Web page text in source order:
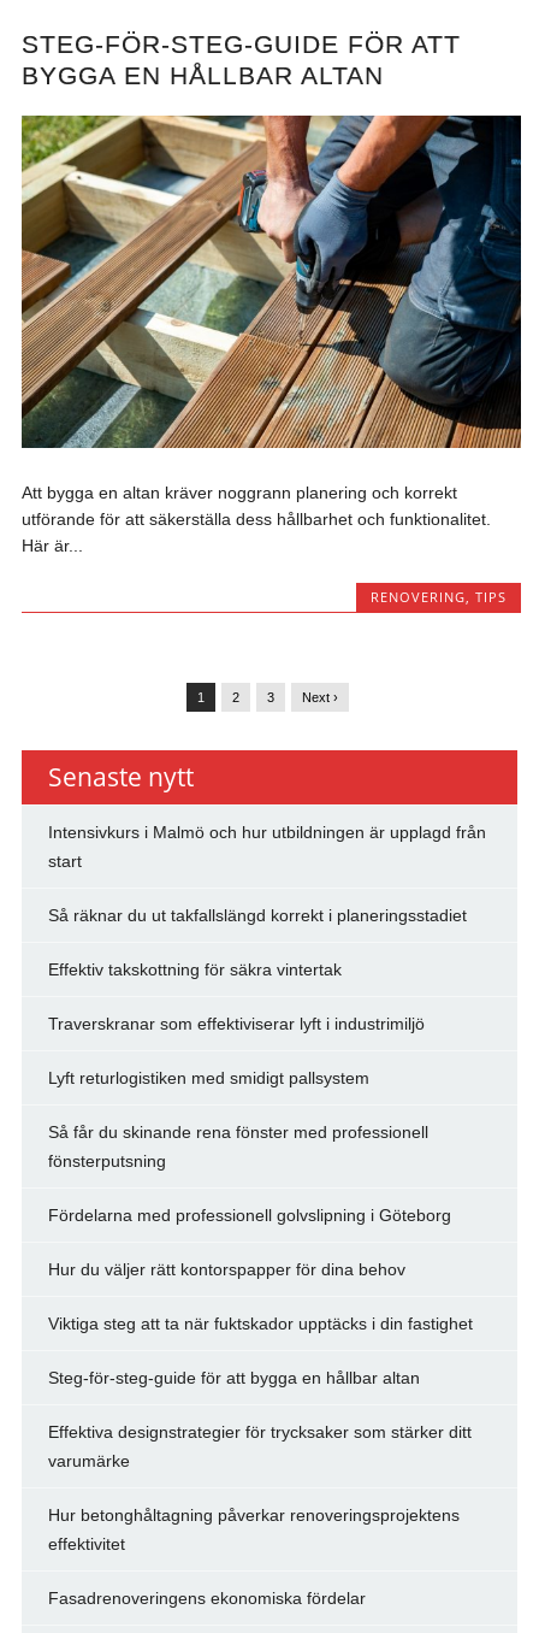
STEG-FÖR-STEG-GUIDE FÖR ATT
BYGGA EN HÅLLBAR ALTAN
Att bygga en altan kräver noggrann planering och korrekt
utförande för att säkerställa dess hållbarhet och funktionalitet.
Här är...
RENOVERING TIPS
1 2 3 Next ›
Senaste nytt
Intensivkurs i Malmö och hur utbildningen är upplagd från
start
Så räknar du ut takfallslängd korrekt i planeringsstadiet
Effektiv takskottning för säkra vintertak
Traverskranar som effektiviserar lyft i industrimiljö
Lyft returlogistiken med smidigt pallsystem
Så får du skinande rena fönster med professionell
fönsterputsning
Fördelarna med professionell golvslipning i Göteborg
Hur du väljer rätt kontorspapper för dina behov
Viktiga steg att ta när fuktskador upptäcks i din fastighet
Steg-för-steg-guide för att bygga en hållbar altan
Effektiva designstrategier för trycksaker som stärker ditt
varumärke
Hur betonghåltagning påverkar renoveringsprojektens
effektivitet
Fasadrenoveringens ekonomiska fördelar